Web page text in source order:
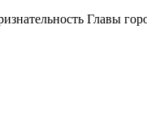
Главы